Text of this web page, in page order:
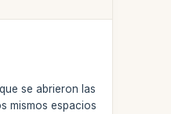
se abrieron las
mismos espacios